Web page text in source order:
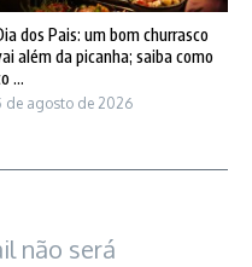
dos Pais: um bom churrasco
além da picanha; saiba como
...
de agosto de 2026
não será